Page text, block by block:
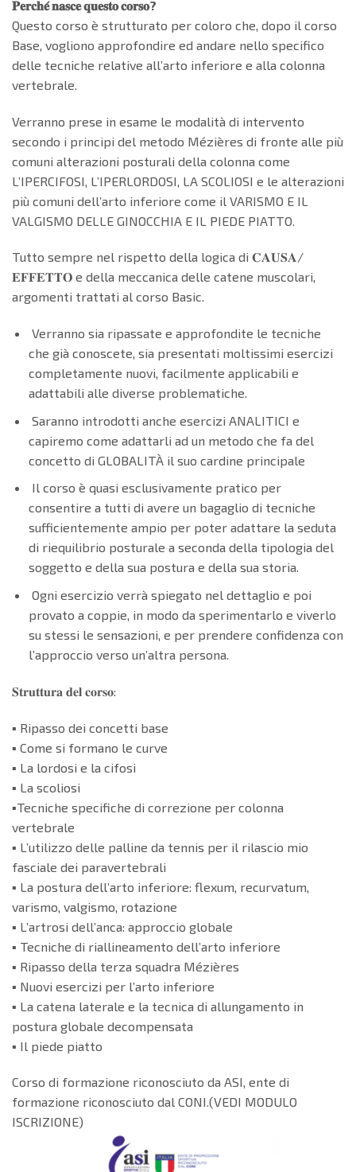
𝐏𝐞𝐫𝐜𝐡𝐞́ 𝐧𝐚𝐬𝐜𝐞 𝐪𝐮𝐞𝐬𝐭𝐨 𝐜𝐨𝐫𝐬𝐨?
Questo corso è strutturato per coloro che, dopo il corso
Base, vogliono approfondire ed andare nello specifico
delle tecniche relative all’arto inferiore e alla colonna
vertebrale.
Verranno prese in esame le modalità di intervento
secondo i principi del metodo Mézières di fronte alle più
comuni alterazioni posturali della colonna come
L’IPERCIFOSI, L’IPERLORDOSI, LA SCOLIOSI e le alterazioni
più comuni dell’arto inferiore come il VARISMO E IL
VALGISMO DELLE GINOCCHIA E IL PIEDE PIATTO.
Tutto sempre nel rispetto della logica di 𝐂𝐀𝐔𝐒𝐀/
𝐄𝐅𝐅𝐄𝐓𝐓𝐎 e della meccanica delle catene muscolari,
argomenti trattati al corso Basic.
Verranno sia ripassate e approfondite le tecniche
che già conoscete, sia presentati moltissimi esercizi
completamente nuovi, facilmente applicabili e
adattabili alle diverse problematiche.
Saranno introdotti anche esercizi ANALITICI e
capiremo come adattarli ad un metodo che fa del
concetto di GLOBALITÀ il suo cardine principale
Il corso è quasi esclusivamente pratico per
consentire a tutti di avere un bagaglio di tecniche
sufficientemente ampio per poter adattare la seduta
di riequilibrio posturale a seconda della tipologia del
soggetto e della sua postura e della sua storia.
Ogni esercizio verrà spiegato nel dettaglio e poi
provato a coppie, in modo da sperimentarlo e viverlo
su stessi le sensazioni, e per prendere confidenza con
l’approccio verso un’altra persona.
𝐒𝐭𝐫𝐮𝐭𝐭𝐮𝐫𝐚 𝐝𝐞𝐥 𝐜𝐨𝐫𝐬𝐨:
▪️ Ripasso dei concetti base
▪️ Come si formano le curve
▪️ La lordosi e la cifosi
▪️ La scoliosi
▪️Tecniche specifiche di correzione per colonna
vertebrale
▪️ L’utilizzo delle palline da tennis per il rilascio mio
fasciale dei paravertebrali
▪️ La postura dell’arto inferiore: flexum, recurvatum,
varismo, valgismo, rotazione
▪️ L’artrosi dell’anca: approccio globale
▪️ Tecniche di riallineamento dell’arto inferiore
▪️ Ripasso della terza squadra Mézières
▪️ Nuovi esercizi per l’arto inferiore
▪️ La catena laterale e la tecnica di allungamento in
postura globale decompensata
▪️ Il piede piatto
Corso di formazione riconosciuto da ASI, ente di
formazione riconosciuto dal CONI.(VEDI MODULO
ISCRIZIONE)